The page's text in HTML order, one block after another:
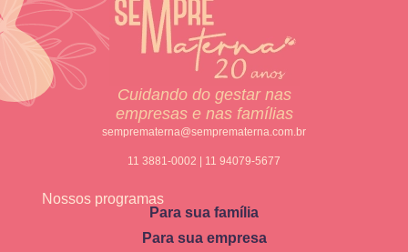
Cuidando do gestar nas
empresas e nas famílias
semprematerna@semprematerna.com.br
11 3881-0002 | 11 94079-5677
Nossos programas
Para sua família
Para sua empresa